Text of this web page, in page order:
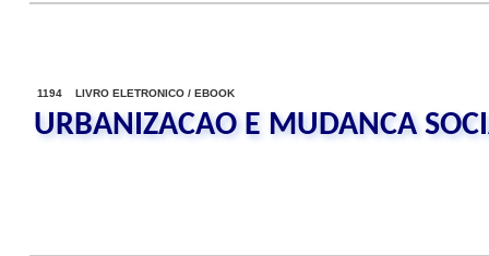
1194 LIVRO ELETRONICO / EBOOK
URBANIZACAO E MUDANCA